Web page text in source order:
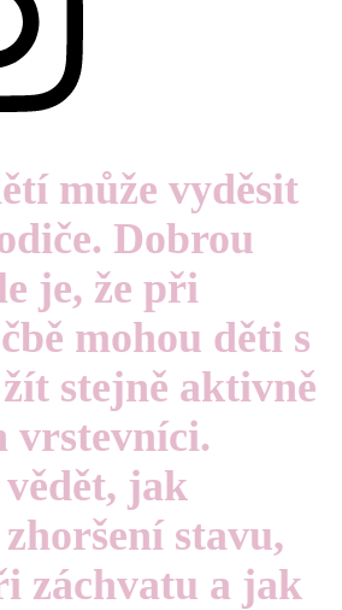
může vyděsit
Dobrou
je, že při
mohou děti s
stejně aktivně
vrstevníci.
jak
stavu,
záchvatu a jak